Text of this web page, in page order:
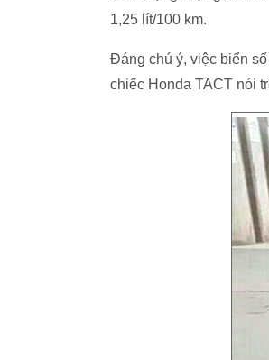
1,25 lít/100 km.
Đáng chú ý, việc biển
chiếc Honda TACT nói